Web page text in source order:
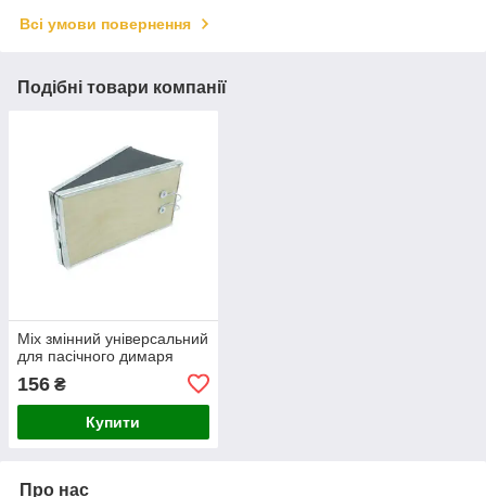
Всі умови повернення
Подібні товари компанії
Міх змінний універсальний
для пасічного димаря
156 ₴
Купити
Про нас